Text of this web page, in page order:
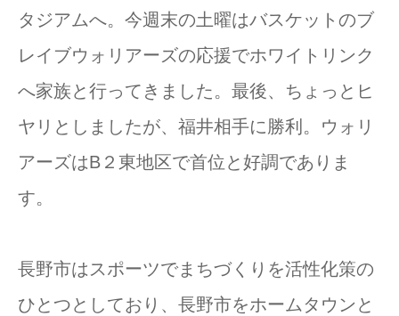
タジアムへ。今週末の土曜はバスケットのブ
レイブウォリアーズの応援でホワイトリンク
へ家族と行ってきました。最後、ちょっとヒ
ヤリとしましたが、福井相手に勝利。ウォリ
アーズはB２東地区で首位と好調でありま
す。
長野市はスポーツでまちづくりを活性化策の
ひとつとしており、長野市をホームタウンと